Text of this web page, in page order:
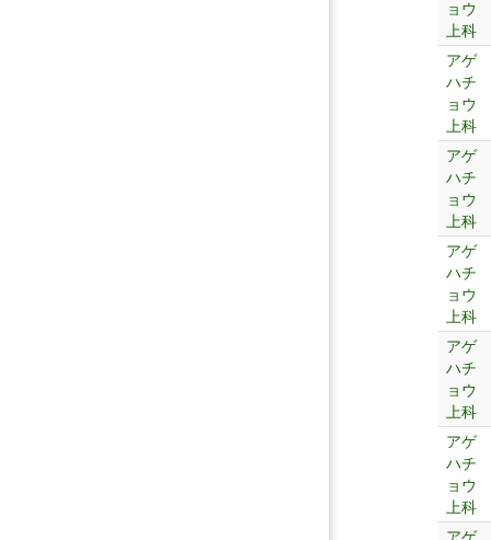
ョウ
上科
アゲ
ハチ
ョウ
上科
アゲ
ハチ
ョウ
上科
アゲ
ハチ
ョウ
上科
アゲ
ハチ
ョウ
上科
アゲ
ハチ
ョウ
上科